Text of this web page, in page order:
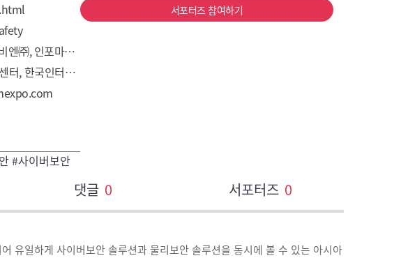
SECON & eGISEC 조직위원회, 인포마마켓비엔㈜, 인포마마켓한국㈜, ㈜더비엔
산업통상자원부, 국정원, 방산물자교역지원센터, 한국인터넷진흥원, 한국지역정보개발원, 한국정보보호최고책임자협의회
#사이버보안
서포터즈 참여하기
댓글 0 서포터즈 0
유일하게 사이버보안 솔루션과 물리보안 솔루션을 동시에 볼 수 있는 아시아